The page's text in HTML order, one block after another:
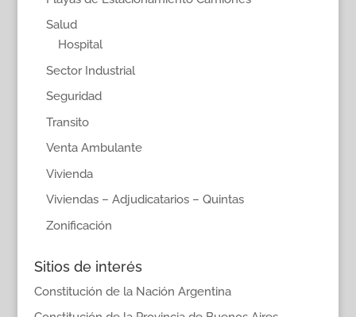
Salud
Hospital
Sector Industrial
Seguridad
Transito
Venta Ambulante
Vivienda
Viviendas – Adjudicatarios – Quintas
Zonificación
Sitios de interés
Constitución de la Nación Argentina